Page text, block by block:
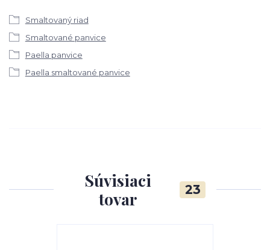
Smaltovaný riad
Smaltované panvice
Paella panvice
Paella smaltované panvice
Súvisiaci
tovar
23